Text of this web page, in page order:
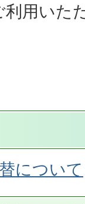
利用いた
について